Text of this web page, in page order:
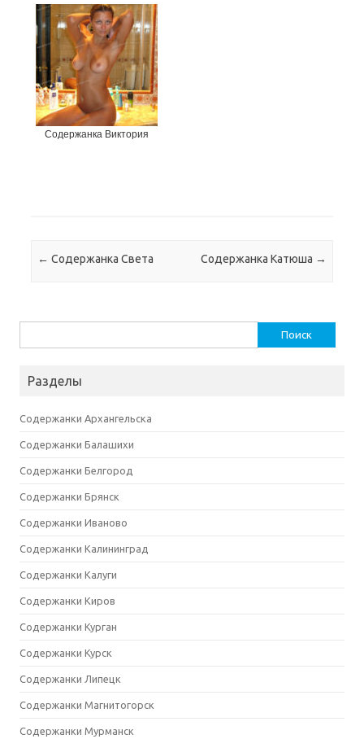
Содержанка Виктория
Навигация по записям
← Содержанка Света Содержанка Катюша →
Разделы
Содержанки Архангельска
Содержанки Балашихи
Содержанки Белгород
Содержанки Брянск
Содержанки Иваново
Содержанки Калининград
Содержанки Калуги
Содержанки Киров
Содержанки Курган
Содержанки Курск
Содержанки Липецк
Содержанки Магнитогорск
Содержанки Мурманск